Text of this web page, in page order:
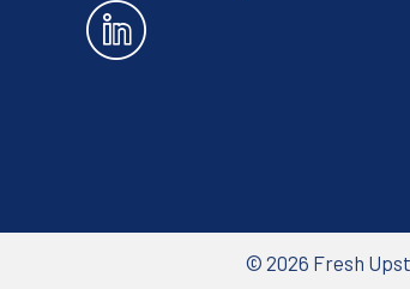
© 2026 Fresh